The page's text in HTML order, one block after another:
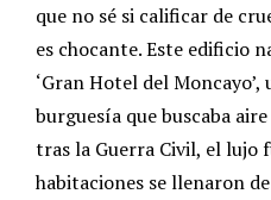
que no sé si calificar de
es chocante. Este edificio
‘Gran Hotel del
burguesía que buscaba
tras la Guerra Civil, el lujo
habitaciones se llenaron